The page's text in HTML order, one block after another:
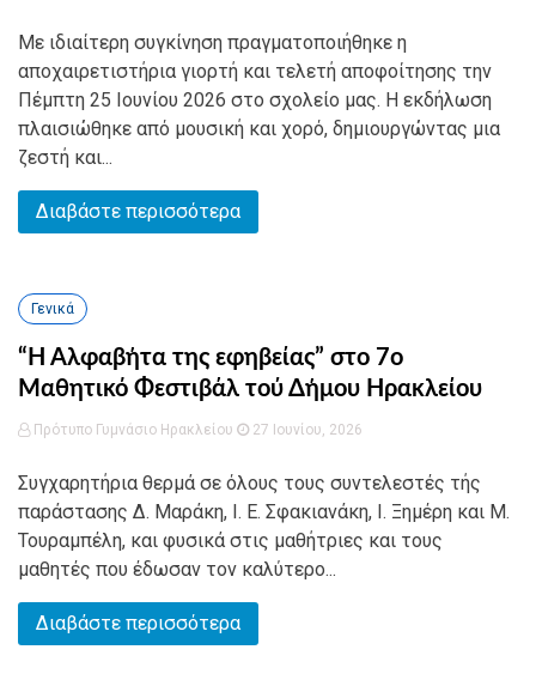
Με ιδιαίτερη συγκίνηση πραγματοποιήθηκε η
αποχαιρετιστήρια γιορτή και τελετή αποφοίτησης την
Πέμπτη 25 Ιουνίου 2026 στο σχολείο μας. Η εκδήλωση
πλαισιώθηκε από μουσική και χορό, δημιουργώντας μια
ζεστή και...
Διαβάστε περισσότερα
Γενικά
“Η Αλφαβήτα της εφηβείας” στο 7ο
Μαθητικό Φεστιβάλ τού Δήμου Ηρακλείου
Πρότυπο Γυμνάσιο Ηρακλείου 27 Ιουνίου, 2026
Συγχαρητήρια θερμά σε όλους τους συντελεστές τής
παράστασης Δ. Μαράκη, Ι. Ε. Σφακιανάκη, Ι. Ξημέρη και Μ.
Τουραμπέλη, και φυσικά στις μαθήτριες και τους
μαθητές που έδωσαν τον καλύτερο...
Διαβάστε περισσότερα